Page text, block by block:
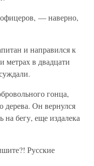
— наверно,
и направился к
метрах в двадцати
гонца,
дерева. Он вернулся
на бегу, еще издалека
Русские